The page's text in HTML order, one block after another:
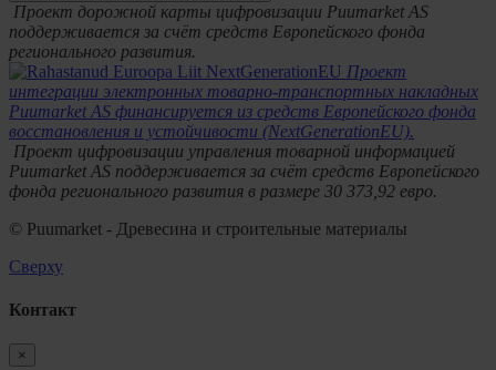
Проект дорожной карты цифровизации Puumarket AS
поддерживается за счёт средств Европейского фонда
регионального развития.
Проект
интеграции электронных товарно-транспортных накладных
Puumarket AS финансируется из средств Европейского фонда
восстановления и устойчивости (NextGenerationEU).
Проект цифровизации управления товарной информацией
Puumarket AS поддерживается за счёт средств Европейского
фонда регионального развития в размере 30 373,92 евро.
© Puumarket - Древесина и строительные материалы
Сверху
Контакт
×